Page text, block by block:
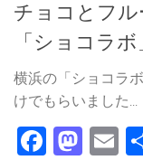
チョコとフ
「ショコラ
横浜の「ショコラ
けでもらいました...